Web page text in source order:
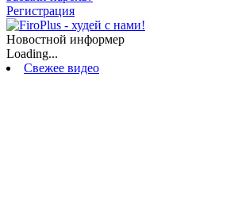
Регистрация
Новостной информер
Loading...
Свежее видео